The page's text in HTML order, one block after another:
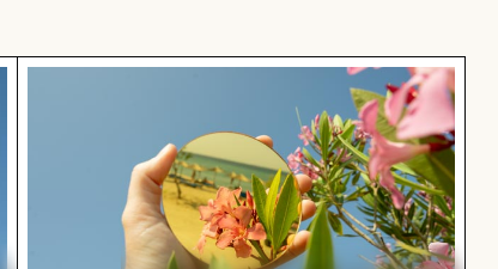
Hand hält Spiegel mit Spiegelung von rosa